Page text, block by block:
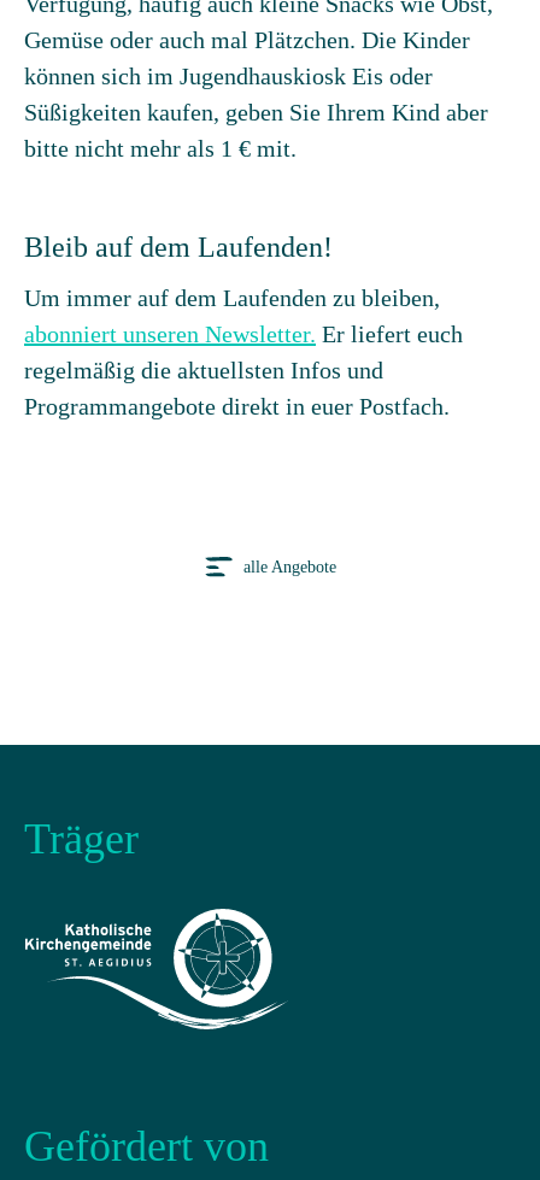
Gemüse oder auch mal Plätzchen. Die Kinder
können sich im Jugendhauskiosk Eis oder
Süßigkeiten kaufen, geben Sie Ihrem Kind aber
bitte nicht mehr als 1 € mit.
Bleib auf dem Laufenden!
Um immer auf dem Laufenden zu bleiben,
abonniert unseren Newsletter. Er liefert euch
regelmäßig die aktuellsten Infos und
Programmangebote direkt in euer Postfach.
alle Angebote
Träger
Gefördert von